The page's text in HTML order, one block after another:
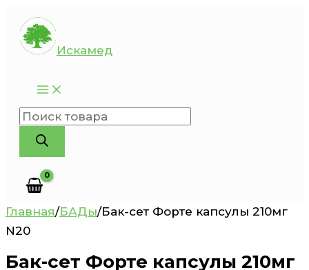
Перейти
содержимому
Искамед
Поиск
товаров
Главная/БАДы/Бак-сет Форте капсулы 210мг
N20
Бак-сет Форте капсулы 210мг